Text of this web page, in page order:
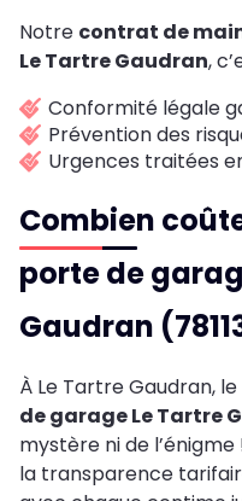
Notre contrat de
Le Tartre Gaudran,
Conformité légale
Prévention des
Urgences traitées
Combien
porte de
Gaudran
À Le Tartre Gaudran, le
de garage Le Tartre
mystère ni de l’énigme
la transparence